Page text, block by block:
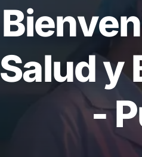
Salud y
-